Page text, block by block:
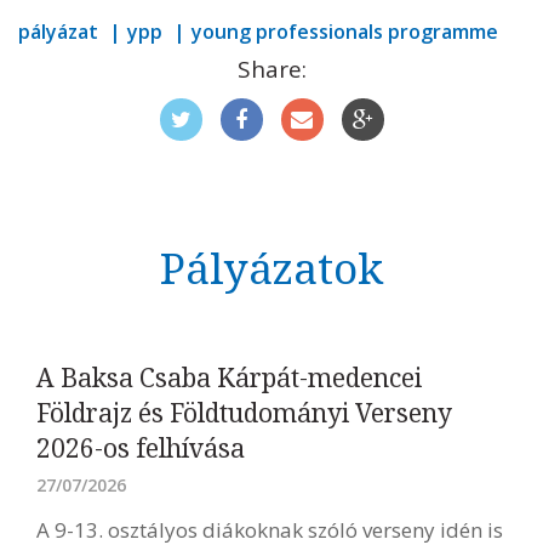
Adatkezelési tájékoztató Impresszum
Technikai információk
RSS
pályázat ypp young professionals programme
Share:
Pályázatok
A Baksa Csaba Kárpát-medencei
Földrajz és Földtudományi Verseny
2026-os felhívása
27/07/2026
A 9-13. osztályos diákoknak szóló verseny idén is